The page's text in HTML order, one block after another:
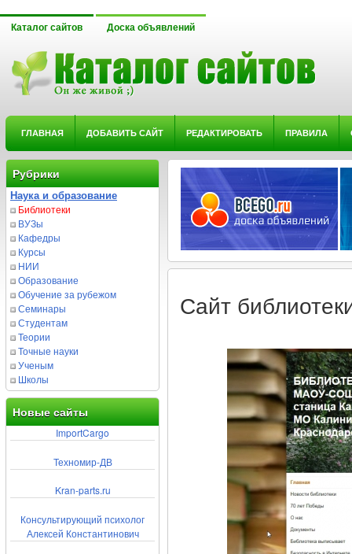
Каталог сайтов Доска объявлений
ГЛАВНАЯ ДОБАВИТЬ САЙТ РЕДАКТИРОВАТЬ ПРАВИЛА
Рубрики
Наука и образование
Библиотеки
ВУЗы
Кафедры
Курсы
НИИ
Образование
Обучение за рубежом
Семинары
Студентам
Теории
Точные науки
Ученым
Школы
Новые сайты
ImportCargo
Техномир-ДВ
Kran-parts.ru
Консультирующий психолог
Алексей Константинович
Сайт